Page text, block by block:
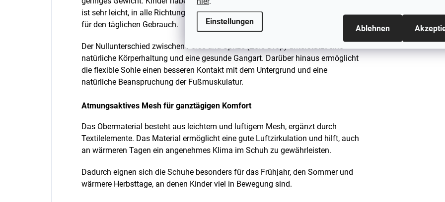
Einstellungen
Ablehnen
ist sehr leicht, in alle Richtungen flexibel und gleichzeitig strapazierfähig genug
für den täglichen Gebrauch.
Der Nullunterschied zwischen Ferse und Spitze (Zero Drop) unterstützt eine
natürliche Körperhaltung und eine gesunde Gangart. Darüber hinaus ermöglicht
die flexible Sohle einen besseren Kontakt mit dem Untergrund und eine
natürliche Beanspruchung der Fußmuskulatur.
Atmungsaktives Mesh für ganztägigen Komfort
Das Obermaterial besteht aus leichtem und luftigem Mesh, ergänzt durch
Textilelemente. Das Material ermöglicht eine gute Luftzirkulation und hilft, auch
an wärmeren Tagen ein angenehmes Klima im Schuh zu gewährleisten.
Dadurch eignen sich die Schuhe besonders für das Frühjahr, den Sommer und
wärmere Herbsttage, an denen Kinder viel in Bewegung sind.